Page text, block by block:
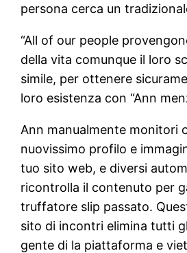
persona cerca un
“All of our people
della vita comunque il loro
simile, per ottenere
loro esistenza con “Ann
Ann manualmente monitori
nuovissimo profilo e
tuo sito web, e diversi
ricontrolla il contenuto per
truffatore slip passato.
sito di incontri elimina tutti
gente di la piattaforma e